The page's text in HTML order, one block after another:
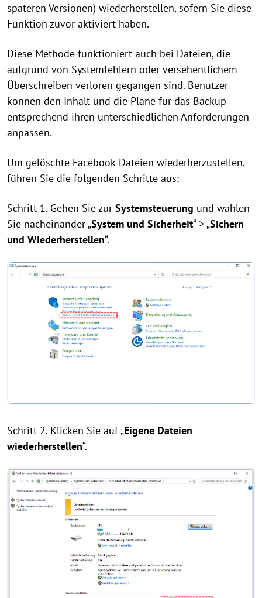
späteren Versionen) wiederherstellen, sofern Sie diese
Funktion zuvor aktiviert haben.
Diese Methode funktioniert auch bei Dateien, die
aufgrund von Systemfehlern oder versehentlichem
Überschreiben verloren gegangen sind. Benutzer
können den Inhalt und die Pläne für das Backup
entsprechend ihren unterschiedlichen Anforderungen
anpassen.
Um gelöschte Facebook-Dateien wiederherzustellen,
führen Sie die folgenden Schritte aus:
Schritt 1. Gehen Sie zur Systemsteuerung und wählen
Sie nacheinander „System und Sicherheit“ > „Sichern
und Wiederherstellen“.
Schritt 2. Klicken Sie auf „Eigene Dateien
wiederherstellen“.